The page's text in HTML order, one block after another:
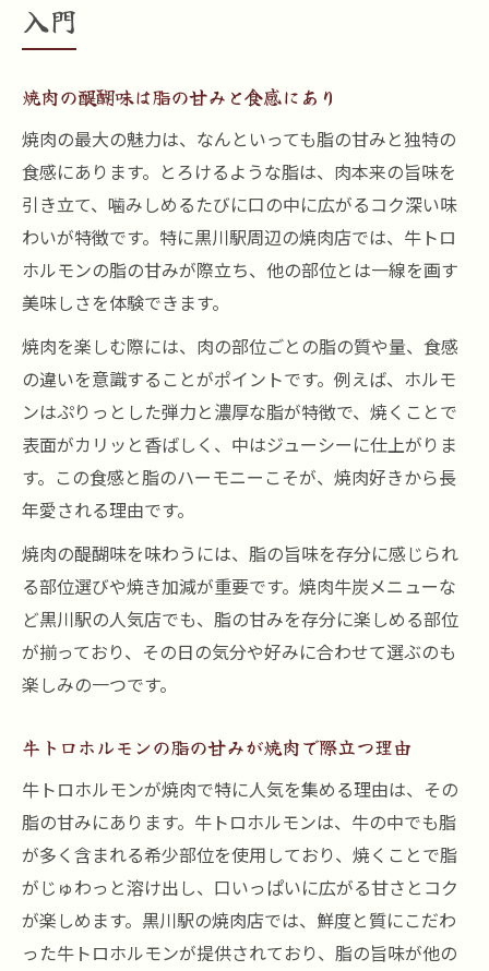
入門
焼肉の醍醐味は脂の甘みと食感にあり
焼肉の最大の魅力は、なんといっても脂の甘みと独特の
食感にあります。とろけるような脂は、肉本来の旨味を
引き立て、噛みしめるたびに口の中に広がるコク深い味
わいが特徴です。特に黒川駅周辺の焼肉店では、牛トロ
ホルモンの脂の甘みが際立ち、他の部位とは一線を画す
美味しさを体験できます。
焼肉を楽しむ際には、肉の部位ごとの脂の質や量、食感
の違いを意識することがポイントです。例えば、ホルモ
ンはぷりっとした弾力と濃厚な脂が特徴で、焼くことで
表面がカリッと香ばしく、中はジューシーに仕上がりま
す。この食感と脂のハーモニーこそが、焼肉好きから長
年愛される理由です。
焼肉の醍醐味を味わうには、脂の旨味を存分に感じられ
る部位選びや焼き加減が重要です。焼肉牛炭メニューな
ど黒川駅の人気店でも、脂の甘みを存分に楽しめる部位
が揃っており、その日の気分や好みに合わせて選ぶのも
楽しみの一つです。
牛トロホルモンの脂の甘みが焼肉で際立つ理由
牛トロホルモンが焼肉で特に人気を集める理由は、その
脂の甘みにあります。牛トロホルモンは、牛の中でも脂
が多く含まれる希少部位を使用しており、焼くことで脂
がじゅわっと溶け出し、口いっぱいに広がる甘さとコク
が楽しめます。黒川駅の焼肉店では、鮮度と質にこだわ
った牛トロホルモンが提供されており、脂の旨味が他の